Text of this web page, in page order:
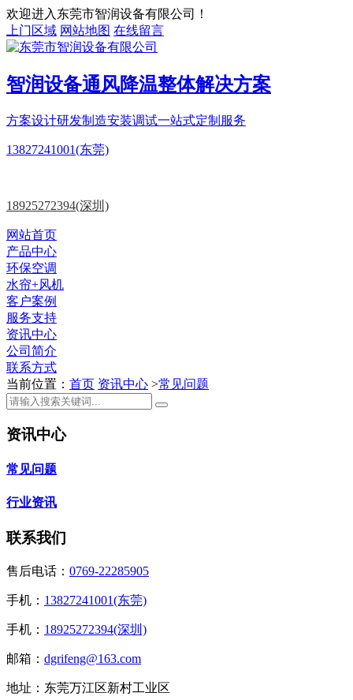
欢迎进入东莞市智润设备有限公司！
上门区域 网站地图 在线留言
智润设备通风降温整体解决方案
方案设计研发制造安装调试一站式定制服务
13827241001(东莞)
18925272394(深圳)
网站首页
产品中心
环保空调
水帘+风机
客户案例
服务支持
资讯中心
公司简介
联系方式
当前位置： 首页 资讯中心 >常见问题
资讯中心
常见问题
行业资讯
联系我们
售后电话： 0769-22285905
手机： 13827241001(东莞)
手机： 18925272394(深圳)
邮箱： dgrifeng@163.com
地址：东莞万江区新村工业区